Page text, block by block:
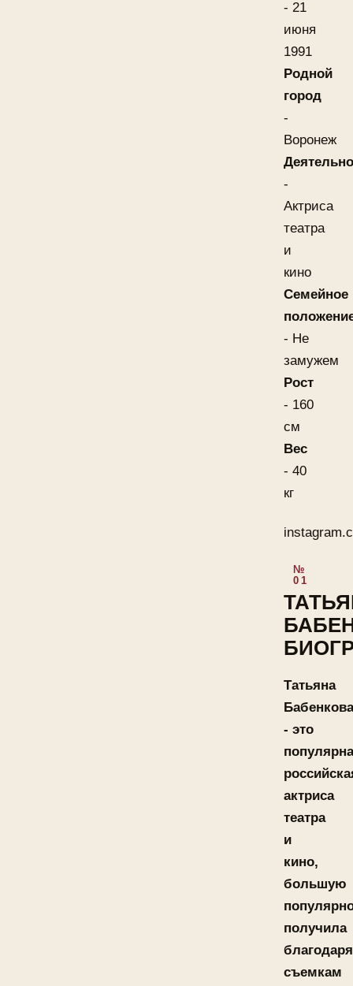
- 21
июня
1991
Родной
город
-
Воронеж
-
Актриса
театра
и
кино
Семейное
- Не
замужем
Рост
- 160
см
Вес
- 40
кг
Татьяна
Бабенкова
- это
актриса
театра
и
кино,
большую
получила
благодаря
съемкам